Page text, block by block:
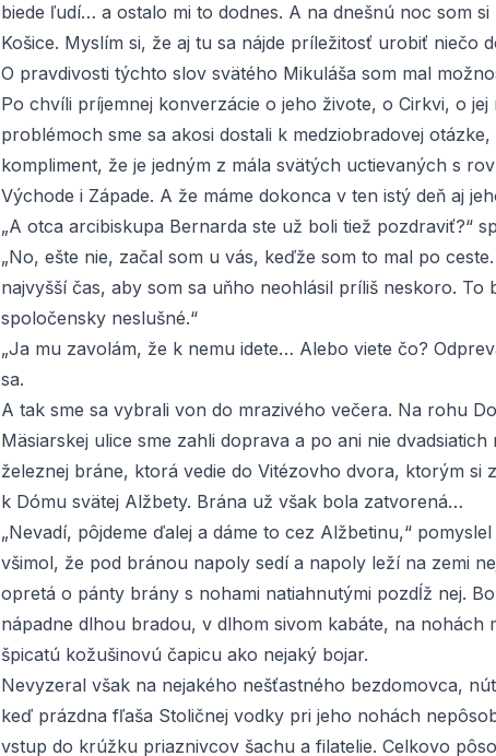
biede ľudí… a ostalo mi to dodnes. A na dnešnú noc som
Košice. Myslím si, že aj tu sa nájde príležitosť urobiť niečo
O pravdivosti týchto slov svätého Mikuláša som mal
Po chvíli príjemnej konverzácie o jeho živote, o Cirkvi, o
problémoch sme sa akosi dostali k medziobradovej
kompliment, že je jedným z mála svätých uctievaných s
Východe i Západe. A že máme dokonca v ten istý deň aj
„A otca arcibiskupa Bernarda ste už boli tiež pozdraviť?“
„No, ešte nie, začal som u vás, keďže som to mal po
najvyšší čas, aby som sa uňho neohlásil príliš neskoro. To
spoločensky neslušné.“
„Ja mu zavolám, že k nemu idete… Alebo viete čo?
sa.
A tak sme sa vybrali von do mrazivého večera. Na rohu
Mäsiarskej ulice sme zahli doprava a po ani nie
železnej bráne, ktorá vedie do Vitézovho dvora, ktorým si
k Dómu svätej Alžbety. Brána už však bola zatvorená…
„Nevadí, pôjdeme ďalej a dáme to cez Alžbetinu,“
všimol, že pod bránou napoly sedí a napoly leží na zemi
opretá o pánty brány s nohami natiahnutými pozdĺž nej.
nápadne dlhou bradou, v dlhom sivom kabáte, na nohách
špicatú kožušinovú čapicu ako nejaký bojar.
Nevyzeral však na nejakého nešťastného bezdomovca,
keď prázdna fľaša Stoličnej vodky pri jeho nohách
vstup do krúžku priaznivcov šachu a filatelie. Celkovo